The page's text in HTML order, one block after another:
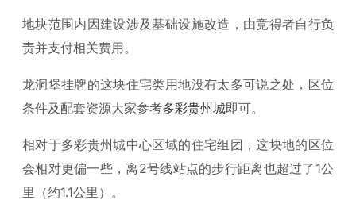
地块范围内因建设涉及基础设施改造，由竞得者自行负
责并支付相关费用。
龙洞堡挂牌的这块住宅类用地没有太多可说之处，区位
条件及配套资源大家参考多彩贵州城即可。
相对于多彩贵州城中心区域的住宅组团，这块地的区位
会相对更偏一些，离2号线站点的步行距离也超过了1公
里（约1.1公里）。